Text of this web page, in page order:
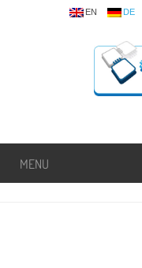
EN DE
MENU